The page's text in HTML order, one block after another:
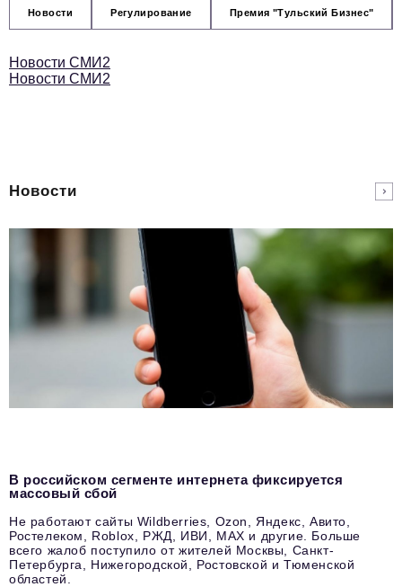
Новости Регулирование Премия "Тульский Бизнес"
Новости СМИ2
Новости СМИ2
Новости
В российском сегменте интернета фиксируется
массовый сбой
Не работают сайты Wildberries, Ozon, Яндекс, Авито,
Ростелеком, Roblox, РЖД, ИВИ, MAX и другие. Больше
всего жалоб поступило от жителей Москвы, Санкт-
Петербурга, Нижегородской, Ростовской и Тюменской
областей.